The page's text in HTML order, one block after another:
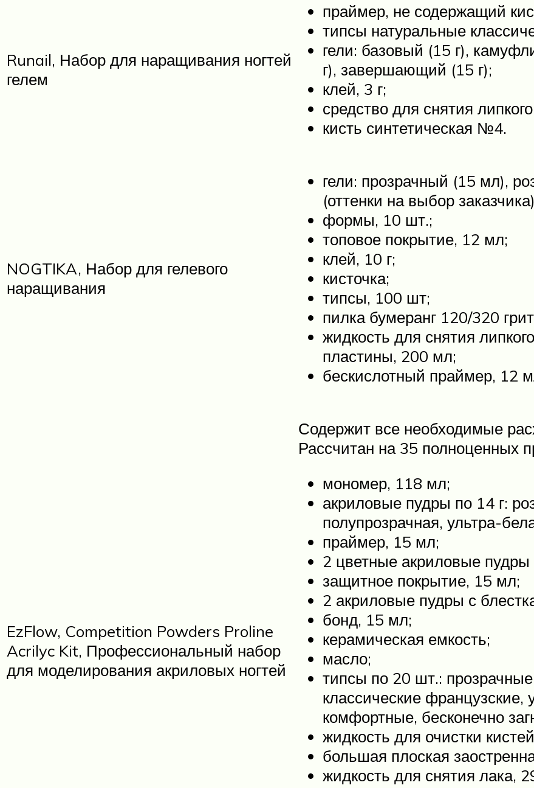
Runail, Набор для наращивания ногтей
гелем
праймер, не содержащий
типсы натуральные
гели: базовый (15 г),
г), завершающий (15 г);
клей, 3 г;
средство для снятия
кисть синтетическая №4.
NOGTIKA, Набор для гелевого
наращивания
гели: прозрачный (15 мл),
(оттенки на выбор
формы, 10 шт.;
топовое покрытие, 12 мл;
клей, 10 г;
кисточка;
типсы, 100 шт;
пилка бумеранг 120/320
жидкость для снятия
пластины, 200 мл;
бескислотный праймер, 12
EzFlow, Competition Powders Proline
Acrilyc Kit, Профессиональный набор
для моделирования акриловых ногтей
Содержит все необходимые
Рассчитан на 35 полноценных
мономер, 118 мл;
акриловые пудры по 14 г:
полупрозрачная, ультра-
праймер, 15 мл;
2 цветные акриловые пудры
защитное покрытие, 15 мл;
2 акриловые пудры с
бонд, 15 мл;
керамическая емкость;
масло;
типсы по 20 шт.:
классические
комфортные, бесконечно
жидкость для очистки
большая плоская
жидкость для снятия лака,